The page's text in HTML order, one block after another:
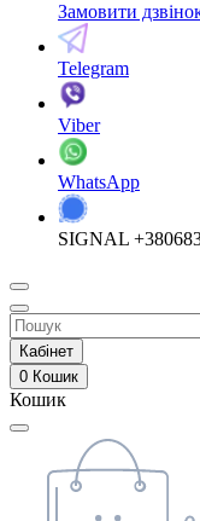
Замовити
Telegram
Viber
WhatsApp
SIGNAL
Кабінет
0 Кошик
Кошик